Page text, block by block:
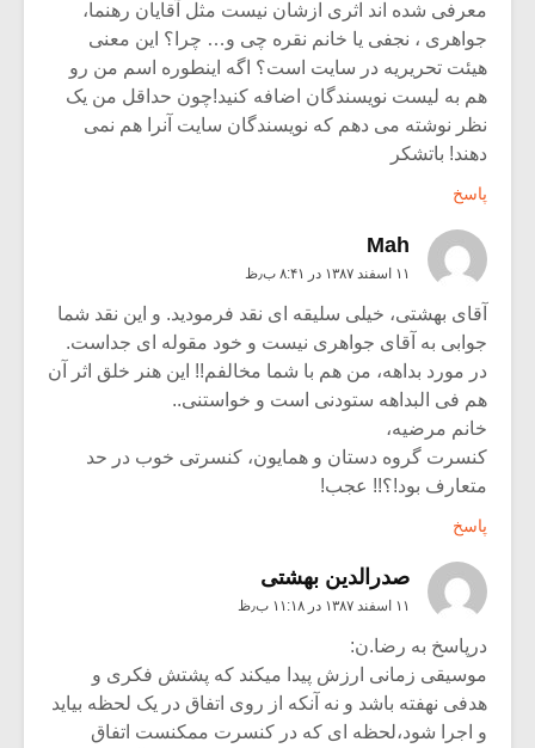
معرفی شده اند اثری ازشان نیست مثل آقایان رهنما،
جواهری ، نجفی یا خانم نقره چی و… چرا؟ این معنی
هیئت تحریریه در سایت است؟ اگه اینطوره اسم من رو
هم به لیست نویسندگان اضافه کنید!چون حداقل من یک
نظر نوشته می دهم که نویسندگان سایت آنرا هم نمی
دهند! باتشکر
پاسخ
Mah
۱۱ اسفند ۱۳۸۷ در ۸:۴۱ ب٫ظ
آقای بهشتی، خیلی سلیقه ای نقد فرمودید. و این نقد شما
جوابی به آقای جواهری نیست و خود مقوله ای جداست.
در مورد بداهه، من هم با شما مخالفم!! این هنر خلق اثر آن
هم فی البداهه ستودنی است و خواستنی..
خانم مرضیه،
کنسرت گروه دستان و همایون، کنسرتی خوب در حد
متعارف بود!؟!! عجب!
پاسخ
صدرالدین بهشتی
۱۱ اسفند ۱۳۸۷ در ۱۱:۱۸ ب٫ظ
درپاسخ به رضا.ن:
موسیقی زمانی ارزش پیدا میکند که پشتش فکری و
هدفی نهفته باشد و نه آنکه از روی اتفاق در یک لحظه بیاید
و اجرا شود،لحظه ای که در کنسرت ممکنست اتفاق